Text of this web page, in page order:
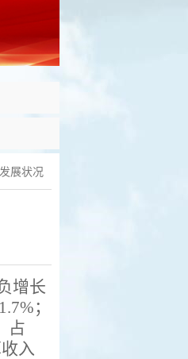
展状况
增长
；
占
入